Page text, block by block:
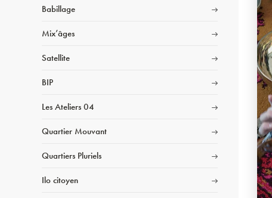
Babillage
Mix’âges
Satellite
BIP
Les Ateliers 04
Quartier Mouvant
Quartiers Pluriels
Ilo citoyen